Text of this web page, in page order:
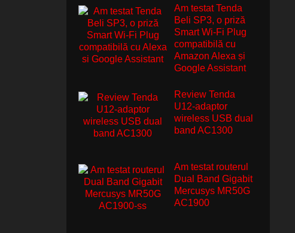
Am testat Tenda
Beli SP3, o priză
Smart Wi-Fi Plug
compatibilă cu
Amazon Alexa și
Google Assistant
Review Tenda
U12-adaptor
wireless USB dual
band AC1300
Am testat routerul
Dual Band Gigabit
Mercusys MR50G
AC1900